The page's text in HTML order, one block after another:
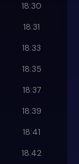
18:30
18:31
18:33
18:35
18:37
18:39
18:41
18:42